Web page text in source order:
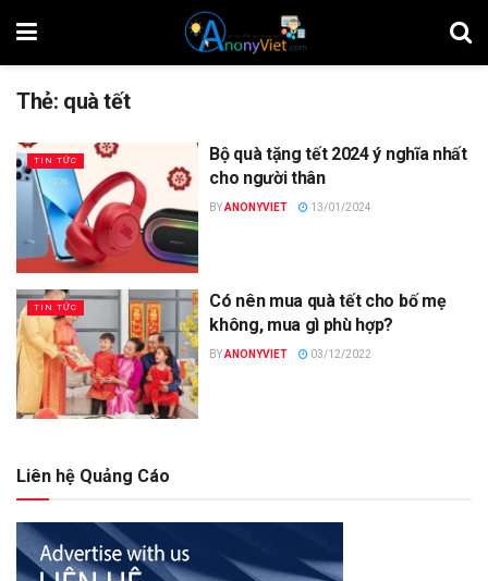
Thẻ: quà tết
TIN TỨC
Bộ quà tặng tết 2024 ý nghĩa nhất
cho người thân
BYANONYVIET 13/01/2024
TIN TỨC
Có nên mua quà tết cho bố mẹ
không, mua gì phù hợp?
BYANONYVIET 03/12/2022
Liên hệ Quảng Cáo